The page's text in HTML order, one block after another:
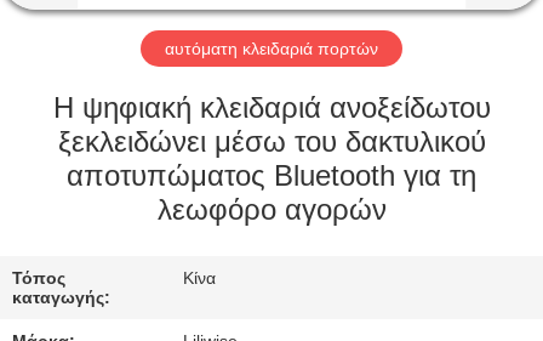
ΓΎΡΟΣ
ΕΡΓΟΣΤΑΣΊΩΝ
ΠΟΙΟΤΙΚΌΣ
ΈΛΕΓΧΟΣ
ΕΛΆΤΕ
ΣΕ
αυτόματη κλειδαριά πορτών
Η ψηφιακή κλειδαριά ανοξείδωτου
ξεκλειδώνει μέσω του δακτυλικού
αποτυπώματος Bluetooth για τη
λεωφόρο αγορών
Τόπος
καταγωγής:
Κίνα